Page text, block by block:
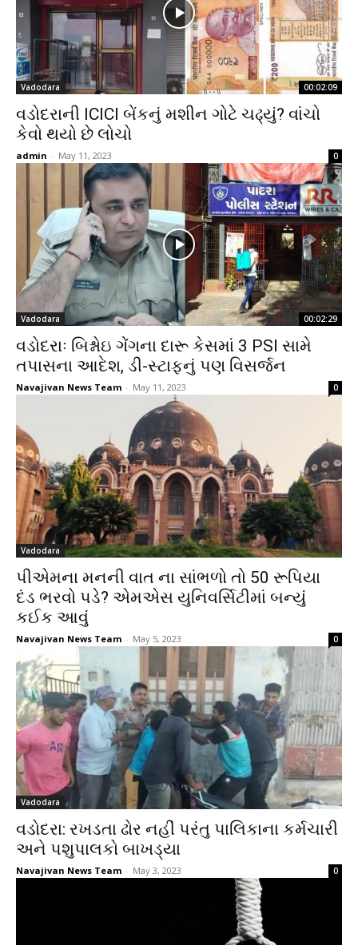
Vadodara 00:02:09
વડોદરાની ICICI બેંકનું મશીન ગોટે ચઢ્યું? વાંચો
કેવો થયો છે લોચો
admin - May 11, 2023 0
Vadodara 00:02:29
વડોદરાઃ બિશ્નોઇ ગેંગના દારૂ કેસમાં 3 PSI સામે
તપાસના આદેશ, ડી-સ્ટાફનું પણ વિસર્જન
Navajivan News Team - May 11, 2023 0
Vadodara
પીએમના મનની વાત ના સાંભળો તો 50 રૂપિયા
દંડ ભરવો પડે? એમએસ યુનિવર્સિટીમાં બન્યું
કઈક આવું
Navajivan News Team - May 5, 2023 0
Vadodara
વડોદરા: રખડતા ઢોર નહીં પરંતુ પાલિકાના કર્મચારી
અને પશુપાલકો બાખડ્યા
Navajivan News Team - May 3, 2023 0